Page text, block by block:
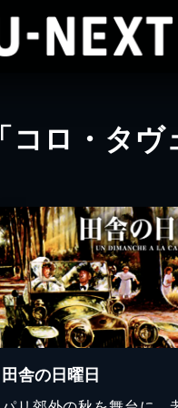
「コロ・タ
田舎の日曜日